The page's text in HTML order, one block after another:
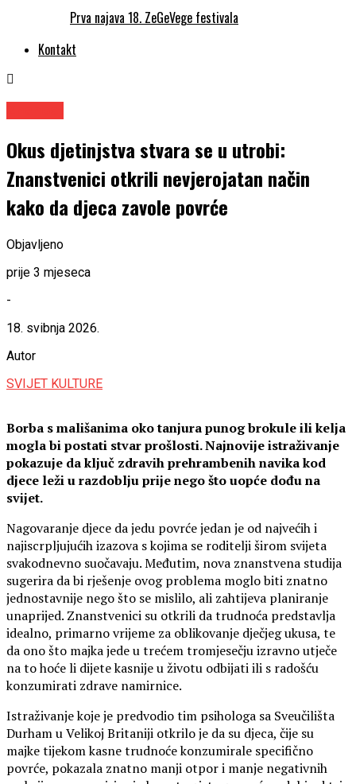
Prva najava 18. ZeGeVege festivala
Kontakt
Okus djetinjstva stvara se u utrobi:
Znanstvenici otkrili nevjerojatan način
kako da djeca zavole povrće
Objavljeno
prije 3 mjeseca
-
18. svibnja 2026.
Autor
SVIJET KULTURE
Borba s mališanima oko tanjura punog brokule ili kelja
mogla bi postati stvar prošlosti. Najnovije istraživanje
pokazuje da ključ zdravih prehrambenih navika kod
djece leži u razdoblju prije nego što uopće dođu na
svijet.
Nagovaranje djece da jedu povrće jedan je od najvećih i
najiscrpljujućih izazova s kojima se roditelji širom svijeta
svakodnevno suočavaju. Međutim, nova znanstvena studija
sugerira da bi rješenje ovog problema moglo biti znatno
jednostavnije nego što se mislilo, ali zahtijeva planiranje
unaprijed. Znanstvenici su otkrili da trudnoća predstavlja
idealno, primarno vrijeme za oblikovanje dječjeg ukusa, te
da ono što majka jede u trećem tromjesečju izravno utječe
na to hoće li dijete kasnije u životu odbijati ili s radošću
konzumirati zdrave namirnice.
Istraživanje koje je predvodio tim psihologa sa Sveučilišta
Durham u Velikoj Britaniji otkrilo je da su djeca, čije su
majke tijekom kasne trudnoće konzumirale specifično
povrće, pokazala znatno manji otpor i manje negativnih